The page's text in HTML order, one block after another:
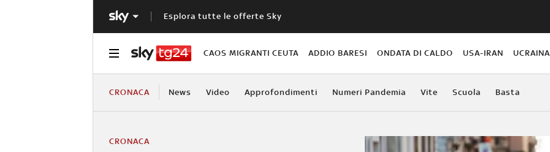
Esplora tutte le offerte Sky
CAOS MIGRANTI CEUTA ADDIO BARESI ONDATA DI CALDO USA-IRAN UCRAINA
CRONACA News Video Approfondimenti Numeri Pandemia Vite Scuola Basta
CRONACA